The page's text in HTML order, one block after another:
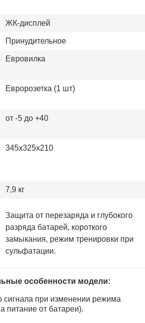
ЖК-дисплей
Принудительное
Евровилка
Евророзетка (1 шт)
от -5 до +40
345x325x210
7,9 кг
Защита от перезаряда и глубокого
разряда батарей, короткого
замыкания, режим тренировки при
сульфатации.
особенности модели:
сигнала при изменении режима
питание от батареи).